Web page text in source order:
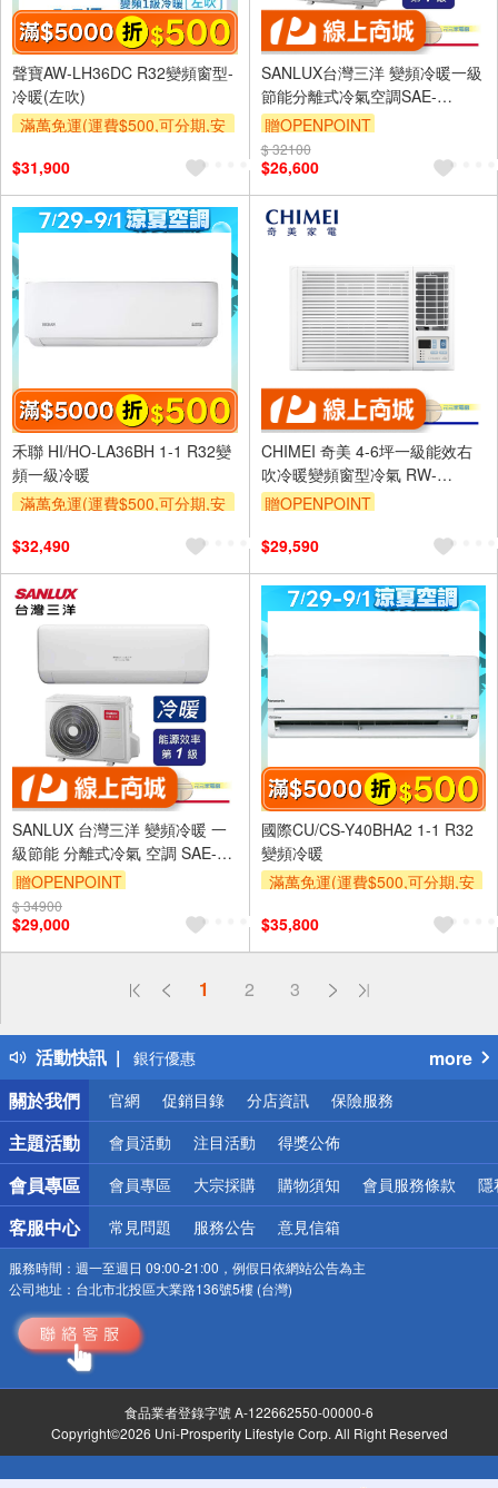
聲寶AW-LH36DC R32變頻窗型-
冷暖(左吹)
滿萬免運(運費$500,可分期,安
及使用6期以上分期0利率,需付
基本安裝運費)
滿額折$500
$31,900
SANLUX台灣三洋 變頻冷暖一級
節能分離式冷氣空調SAE-
V36HJ3/SAC-V36HJ3
贈OPENPOINT
$ 32100
$26,600
禾聯 HI/HO-LA36BH 1-1 R32變
頻一級冷暖
滿萬免運(運費$500,可分期,安
及使用6期以上分期0利率,需付
基本安裝運費)
滿額折$500
$32,490
CHIMEI 奇美 4-6坪一級能效右
吹冷暖變頻窗型冷氣 RW-
R36HW1
贈OPENPOINT
$29,590
SANLUX 台灣三洋 變頻冷暖 一
級節能 分離式冷氣 空調 SAE-
V41HJ3/SAC-V41HJ3
贈OPENPOINT
$ 34900
$29,000
國際CU/CS-Y40BHA2 1-1 R32
變頻冷暖
滿萬免運(運費$500,可分期,安
及使用6期以上分期0利率,需付
基本安裝運費)
$35,800
1 2 3
活動快訊
詐騙網頁！請小心！
熱門話題
銀行優惠
偏遠地區配送
詐騙網頁！請小心！
more
關於我們
官網 促銷目錄 分店資訊 保險服務
主題活動 會員活動 注目活動 得獎公佈
會員專區 會員專區 大宗採購 購物須知 會員服務條款 隱
客服中心 常見問題 服務公告 意見信箱
服務時間： 週一至週日 09:00-21:00，例假日依網站公告為主
公司地址： 台北市北投區大業路136號5樓 (台灣)
食品業者登錄字號 A-122662550-00000-6
Copyright©2026 Uni-Prosperity Lifestyle Corp. All Right Reserved